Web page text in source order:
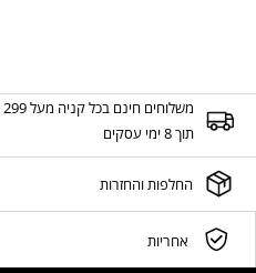
משלוחים חינם בכל קניה מעל 299 ₪
תוך 8 ימי עסקים
החלפות והחזרות
אחריות